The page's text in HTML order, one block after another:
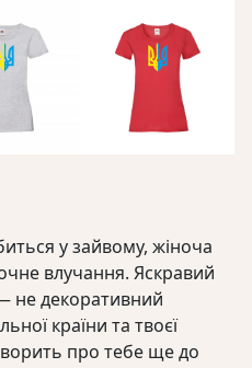
у зайвому, жіноча
влучання. Яскравий
не декоративний
країни та твоєї
про тебе ще до